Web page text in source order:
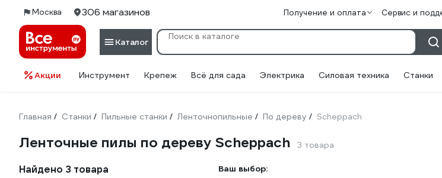
Москва 306 магазинов Получение и оплата Сервис и
Каталог
Акции Инструмент Крепеж Всё для сада Электрика Силовая техника Станки
Главная / Станки / Пильные станки / Ленточнопильные / По дереву / Scheppach
Ленточные пилы по дереву Scheppach 3 товара
Найдено 3 товара Ваш выбор: